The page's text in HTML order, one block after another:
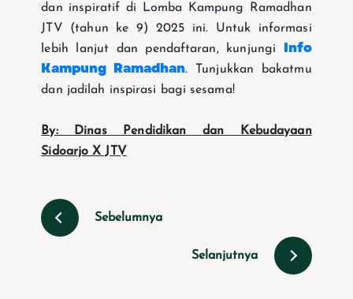
dan inspiratif di Lomba Kampung Ramadhan
JTV (tahun ke 9) 2025 ini. Untuk informasi
lebih lanjut dan pendaftaran, kunjungi Info
Kampung Ramadhan. Tunjukkan bakatmu
dan jadilah inspirasi bagi sesama!
By: Dinas Pendidikan dan Kebudayaan
Sidoarjo X JTV
Sebelumnya
Selanjutnya